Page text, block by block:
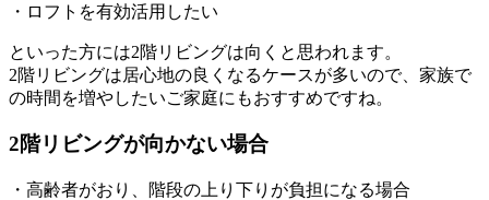
・ロフトを有効活用したい
といった方には2階リビングは向くと思われます。
2階リビングは居心地の良くなるケースが多いので、家族で
の時間を増やしたいご家庭にもおすすめですね。
2階リビングが向かない場合
・高齢者がおり、階段の上り下りが負担になる場合